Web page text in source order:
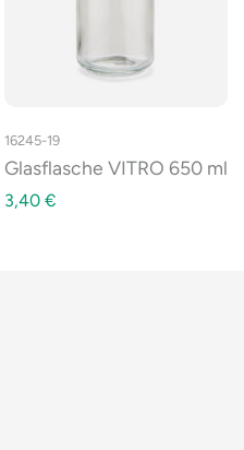
16245-19
Glasflasche VITRO 650 ml
3,40 €